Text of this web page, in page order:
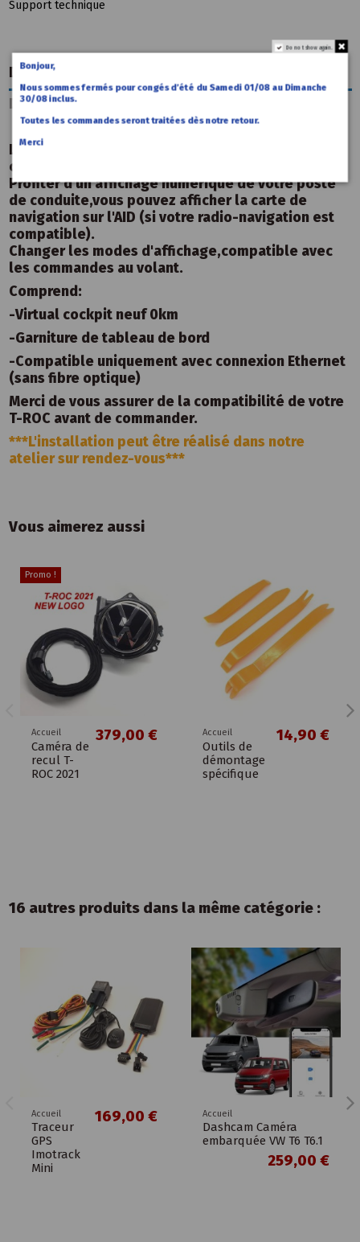
Support technique
Description
Détails du produit
Le virtual cockpit (AID) OEM Volkswagen T-ROC est
compatible avec toutes les Volkswagen T-ROC.
Profiter d'un affichage numérique de votre poste
de conduite,vous pouvez afficher la carte de
navigation sur l'AID (si votre radio-navigation est
compatible).
Changer les modes d'affichage,compatible avec
les commandes au volant.
Comprend:
-Virtual cockpit neuf 0km
-Garniture de tableau de bord
-Compatible uniquement avec connexion Ethernet
(sans fibre optique)
Merci de vous assurer de la compatibilité de votre
T-ROC avant de commander.
***L'installation peut être réalisé dans notre
atelier sur rendez-vous***
Vous aimerez aussi
Promo !
Accueil
Caméra de
recul T-
ROC 2021
379,00 € Accueil
Outils de
démontage
spécifique
14,90 €
16 autres produits dans la même catégorie :
Accueil
Traceur
GPS
Imotrack
Mini
169,00 € Accueil
Dashcam Caméra
embarquée VW T6 T6.1
259,00 €
Do not show again.
Bonjour,
Nous sommes fermés pour congés d’été du Samedi 01/08 au Dimanche
30/08 inclus.
Toutes les commandes seront traitées dès notre retour.
Merci